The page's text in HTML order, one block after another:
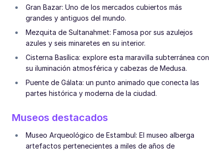
Gran Bazar: Uno de los mercados cubiertos más
grandes y antiguos del mundo.
Mezquita de Sultanahmet: Famosa por sus azulejos
azules y seis minaretes en su interior.
Cisterna Basílica: explore esta maravilla subterránea con
su iluminación atmosférica y cabezas de Medusa.
Puente de Gálata: un punto animado que conecta las
partes histórica y moderna de la ciudad.
Museos destacados
Museo Arqueológico de Estambul: El museo alberga
artefactos pertenecientes a miles de años de